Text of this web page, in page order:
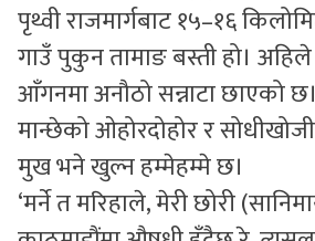
पृथ्वी राजमार्गबाट १५–१६
गाउँ पुकुन तामाङ बस्ती हो।
आँगनमा अनौठो सन्नाटा छाएको
मान्छेको ओहोरदोहोर र
मुख भने खुल्न हम्मेहम्मे छ।
‘मर्ने त मरिहाले, मेरी छोरी